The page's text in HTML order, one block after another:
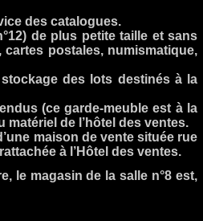
des catalogues.
de plus petite taille et sans
postales, numismatique,
des lots destinés à la
(ce garde-meuble est à la
matériel de l’hôtel des ventes.
maison de vente située rue
à l’Hôtel des ventes.
le magasin de la salle n°8 est,